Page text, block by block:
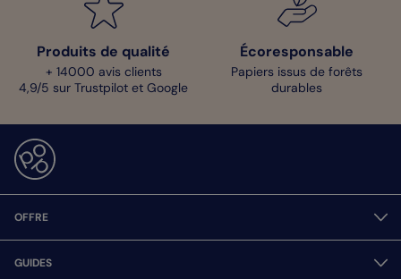
Produits de qualité
+ 14000 avis clients
4,9/5 sur Trustpilot et Google
Écoresponsable
Papiers issus de forêts
durables
OFFRE
GUIDES